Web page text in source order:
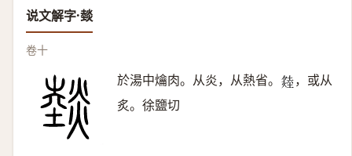
说文解字·燅
卷十
於湯中爚肉。从炎，从熱省。 𤏝 ，或从
炙。徐鹽切